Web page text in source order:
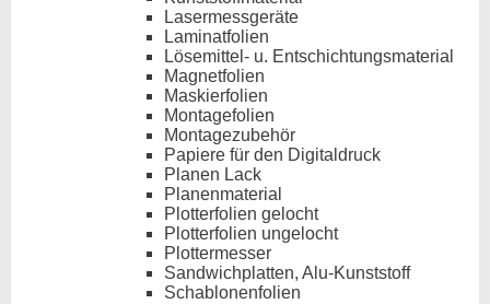
Lasermessgeräte
Laminatfolien
Lösemittel- u. Entschichtungsmaterial
Magnetfolien
Maskierfolien
Montagefolien
Montagezubehör
Papiere für den Digitaldruck
Planen Lack
Planenmaterial
Plotterfolien gelocht
Plotterfolien ungelocht
Plottermesser
Sandwichplatten, Alu-Kunststoff
Schablonenfolien